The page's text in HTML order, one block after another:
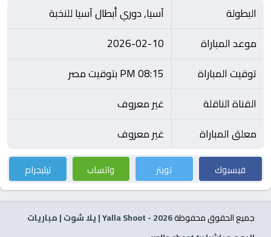
البطولة
آسيا, دوري أبطال آسيا للنخبة
موعد المباراة
2026-02-10
توقيت المباراة
08:15 PM بتوقيت مصر
القناة الناقلة
غير معروف
معلق المباراة
غير معروف
فيسبوك تويتر واتساب تيليجرام
جميع الحقوق محفوظة2026
- Yalla Shoot | يلا شوت | مباريات